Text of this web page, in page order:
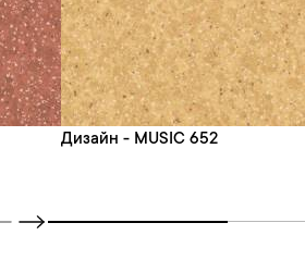
Дизайн - MUSIC 652